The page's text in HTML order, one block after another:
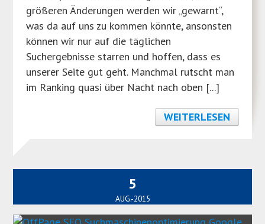
größeren Änderungen werden wir „gewarnt“,
was da auf uns zu kommen könnte, ansonsten
können wir nur auf die täglichen
Suchergebnisse starren und hoffen, dass es
unserer Seite gut geht. Manchmal rutscht man
im Ranking quasi über Nacht nach oben [...]
WEITERLESEN
5
AUG.-2015